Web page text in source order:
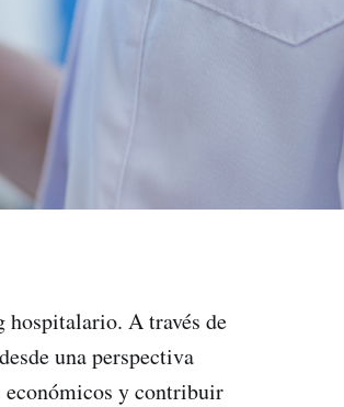
hospitalario. A través de
una perspectiva
económicos y contribuir